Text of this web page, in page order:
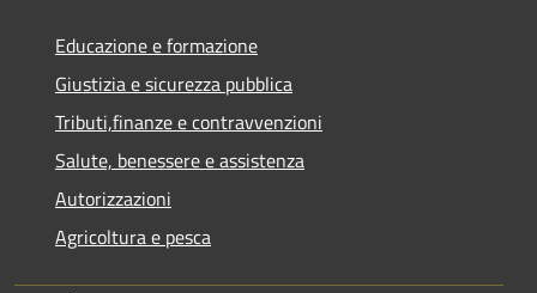
Educazione e formazione
Giustizia e sicurezza pubblica
Tributi,finanze e contravvenzioni
Salute, benessere e assistenza
Autorizzazioni
Agricoltura e pesca